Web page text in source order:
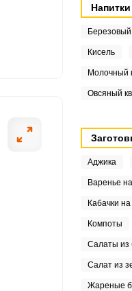
Напитки
Кисель
Молочный
Овсяный
Аджика
Варенье
Кабачки
Компоты
Салаты из
Салат из
Жареные